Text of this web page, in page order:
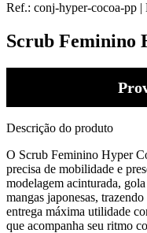
Ref.: conj-hyper-cocoa-pp |
Scrub Feminino
Descrição do produto
O Scrub Feminino Hyper
precisa de mobilidade e
modelagem acinturada,
mangas japonesas,
entrega máxima utilidade
que acompanha seu ritmo